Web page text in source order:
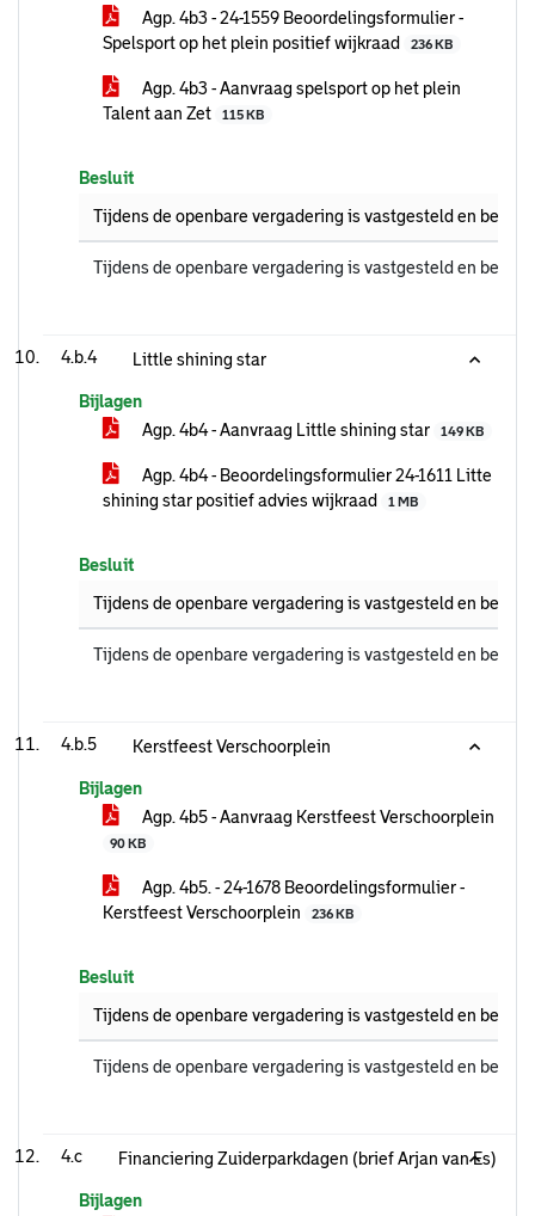
Agp. 4b3 - 24-1559 Beoordelingsformulier -
Spelsport op het plein positief wijkraad
236 KB
Agp. 4b3 - Aanvraag spelsport op het plein
Talent aan Zet
115 KB
Besluit
Tijdens de openbare vergadering is vastgesteld en
Tijdens de openbare vergadering is vastgesteld en
4.b.4 Little shining star
Bijlagen
Agp. 4b4 - Aanvraag Little shining star
149 KB
Agp. 4b4 - Beoordelingsformulier 24-1611 Litte
shining star positief advies wijkraad
1 MB
Besluit
Tijdens de openbare vergadering is vastgesteld en
Tijdens de openbare vergadering is vastgesteld en
4.b.5 Kerstfeest Verschoorplein
Bijlagen
Agp. 4b5 - Aanvraag Kerstfeest Verschoorplein
90 KB
Agp. 4b5. - 24-1678 Beoordelingsformulier -
Kerstfeest Verschoorplein
236 KB
Besluit
Tijdens de openbare vergadering is vastgesteld en
Tijdens de openbare vergadering is vastgesteld en
4.c Financiering Zuiderparkdagen (brief Arjan van Es)
Bijlagen